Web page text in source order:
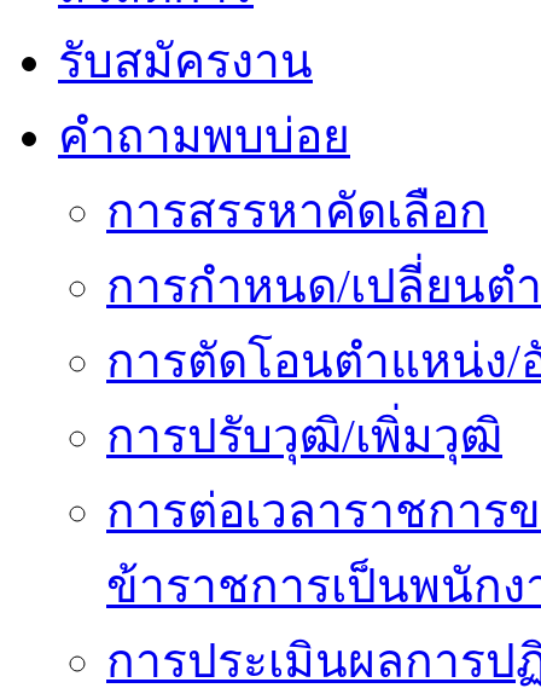
รับสมัครงาน
คำถามพบบ่อย
การสรรหาคัดเลือก
การกำหนด/เปลี่ยนต
การตัดโอนตำแหน่ง/
การปรับวุฒิ/เพิ่มวุฒิ
การต่อเวลาราชการ
ข้าราชการเป็นพนักง
การประเมินผลการป